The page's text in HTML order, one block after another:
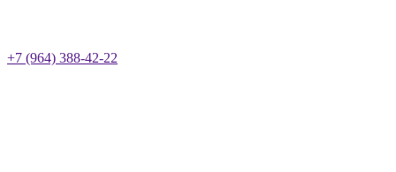
+7 (964) 388-42-22